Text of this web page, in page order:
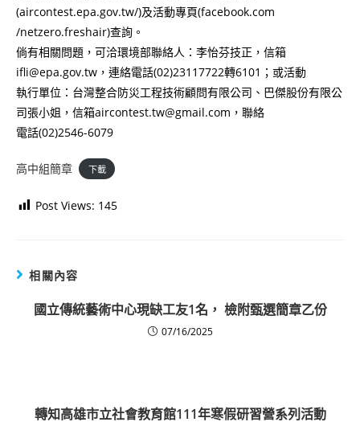
(aircontest.epa.gov.tw/)及活動專頁(facebook.com
/netzero.freshair)查詢。
倘有相關問題，可洽環境部聯絡人：李怡芬技正，信箱
ifli@epa.gov.tw，連絡電話(02)23117722轉6101；或活動
執行單位：台灣整合防災工程技術顧問有限公司、巴傑股份有限公
司張小姐，信箱aircontest.tw@gmail.com，聯絡
電話(02)2546-6079
高中組簡章 下載
Post Views: 145
相關內容
國立傳統藝術中心現缺工友1名， 檢附甄選簡章乙份
07/16/2025
轉知高雄市立社會教育館111年寒假研習營系列活動